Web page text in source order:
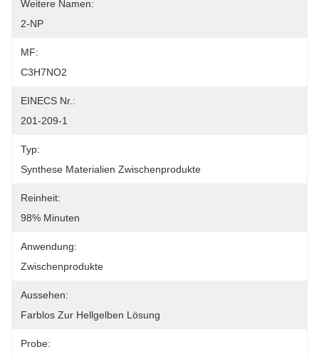
Weitere Namen:
2-NP
MF:
C3H7NO2
EINECS Nr.:
201-209-1
Typ:
Synthese Materialien Zwischenprodukte
Reinheit:
98% Minuten
Anwendung:
Zwischenprodukte
Aussehen:
Farblos Zur Hellgelben Lösung
Probe: